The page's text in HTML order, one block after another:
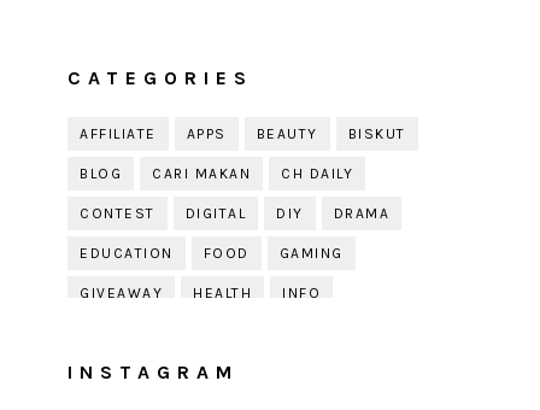
CATEGORIES
AFFILIATE APPS BEAUTY BISKUT
BLOG CARI MAKAN CH DAILY
CONTEST DIGITAL DIY DRAMA
EDUCATION FOOD GAMING
GIVEAWAY HEALTH INFO
KISAH KEHIDUPAN
INSTAGRAM